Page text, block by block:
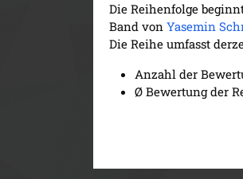
Die Reihenfolge
Band von Yasemin
Die Reihe umfasst
Anzahl der
Ø Bewertung der